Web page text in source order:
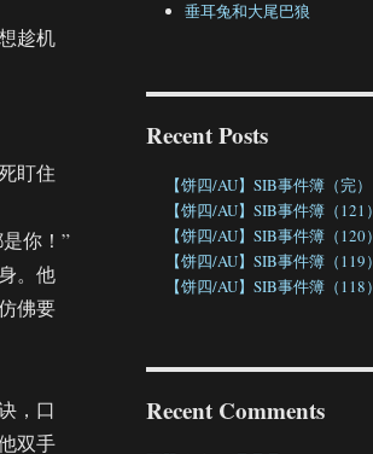
趁机
盯住
你！”
。他
佛要
，口
双手
垂耳兔和大尾巴狼
Recent Posts
【饼四/AU】SIB事件簿（完）
【饼四/AU】SIB事件簿（121）
【饼四/AU】SIB事件簿（120）
【饼四/AU】SIB事件簿（119）
【饼四/AU】SIB事件簿（118）
Recent Comments